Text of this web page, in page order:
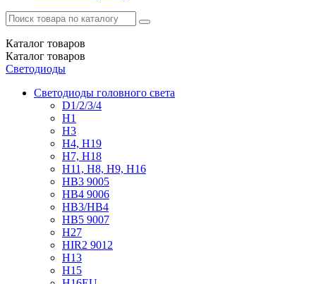
Каталог товаров
Каталог товаров
Светодиоды
Светодиоды головного света
D1/2/3/4
H1
H3
H4, H19
H7, H18
H11, H8, H9, H16
HB3 9005
HB4 9006
HB3/HB4
HB5 9007
H27
HIR2 9012
H13
H15